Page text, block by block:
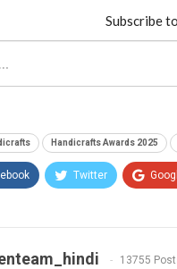
Subscribe
Handicrafts Awards 2025
Twitter
13755